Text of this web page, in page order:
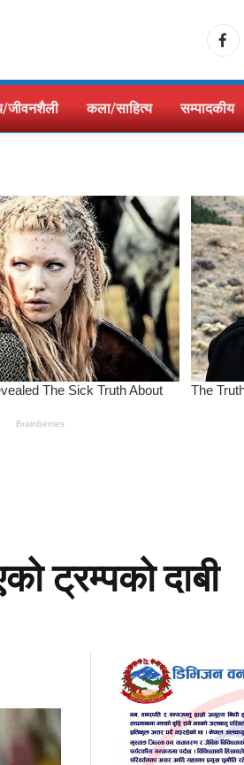
जीवनशैली कला/साहित्य सम्पादकीय
ट्रम्पको दाबी